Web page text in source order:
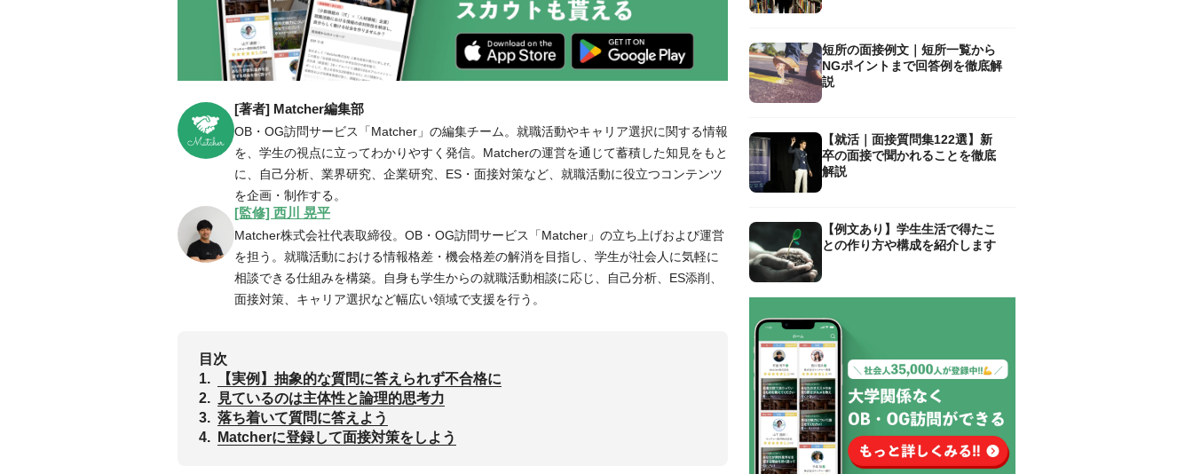
[著者] Matcher編集部
OB・OG訪問サービス「Matcher」の編集チーム。就職活動やキャリア選択に関する情報
を、学生の視点に立ってわかりやすく発信。Matcherの運営を通じて蓄積した知見をもと
に、自己分析、業界研究、企業研究、ES・面接対策など、就職活動に役立つコンテンツ
を企画・制作する。
[監修] 西川 晃平
Matcher株式会社代表取締役。OB・OG訪問サービス「Matcher」の立ち上げおよび運営
を担う。就職活動における情報格差・機会格差の解消を目指し、学生が社会人に気軽に
相談できる仕組みを構築。自身も学生からの就職活動相談に応じ、自己分析、ES添削、
面接対策、キャリア選択など幅広い領域で支援を行う。
目次
1.
【実例】抽象的な質問に答えられず不合格に
2.
見ているのは主体性と論理的思考力
3. 落ち着いて質問に答えよう
4.
Matcherに登録して面接対策をしよう
短所の面接例文｜短所一覧から
NGポイントまで回答例を徹底解
説
【就活｜面接質問集122選】新
卒の面接で聞かれることを徹底
解説
【例文あり】学生生活で得たこ
との作り方や構成を紹介します